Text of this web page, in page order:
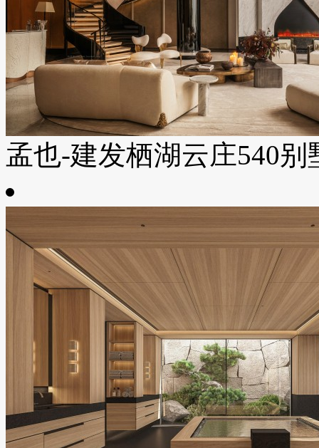
孟也-建发栖湖云庄540别